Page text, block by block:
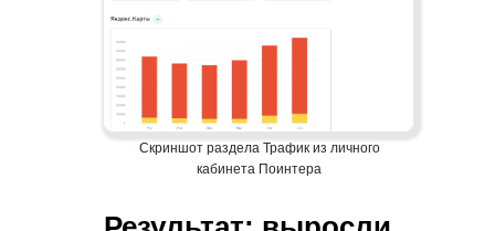
Скриншот раздела Трафик из личного
кабинета Поинтера